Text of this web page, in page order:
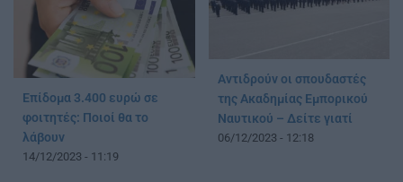
Επίδομα 3.400 ευρώ σε
φοιτητές: Ποιοί θα το
λάβουν
14/12/2023 - 11:19
Αντιδρούν οι σπουδαστές
της Ακαδημίας Εμπορικού
Ναυτικού – Δείτε γιατί
06/12/2023 - 12:18